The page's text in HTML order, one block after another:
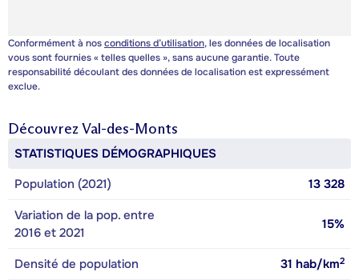
Conformément à nosconditions d’utilisation, les données de localisation
vous sont fournies « telles quelles », sans aucune garantie. Toute
responsabilité découlant des données de localisation est expressément
exclue.
Découvrez Val-des-Monts
STATISTIQUES DÉMOGRAPHIQUES
Population (2021)
13 328
Variation de la pop. entre
2016 et 2021
15%
Densité de population 31 hab/km2